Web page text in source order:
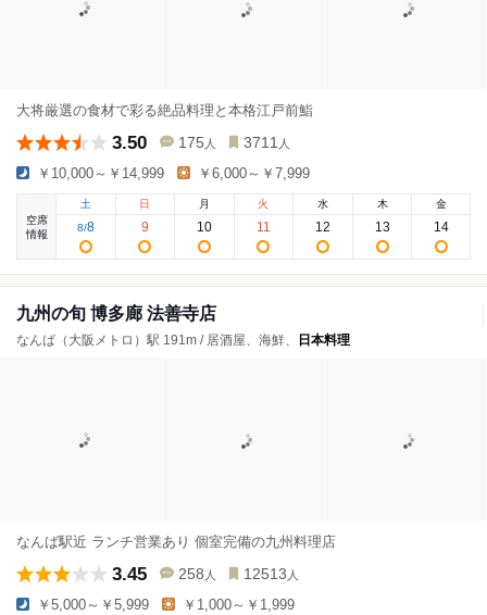
大将厳選の食材で彩る絶品料理と本格江戸前鮨
3.50 175 人 3711 人
￥10,000～￥14,999 ￥6,000～￥7,999
空席
情報
土
8/8
日
9
月
10
火
11
水
12
木
13
金
14
九州の旬 博多廊 法善寺店
なんば（大阪メトロ）駅 191m / 居酒屋、海鮮、 日本料理
なんば駅近 ランチ営業あり 個室完備の九州料理店
3.45 258 人 12513 人
￥5,000～￥5,999 ￥1,000～￥1,999